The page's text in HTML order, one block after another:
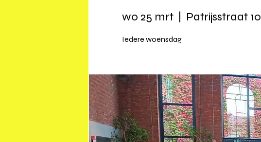
wo 25 mrt
  |
Patrijsstraat 10
Iedere woensdag